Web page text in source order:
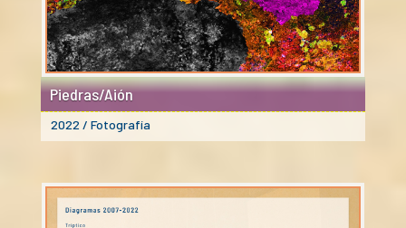
Piedras/Aión
2022 / Fotografía